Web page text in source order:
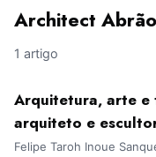
Architect
1 artigo
Arquitetura, arte e
arquiteto e
Felipe Taroh Inoue